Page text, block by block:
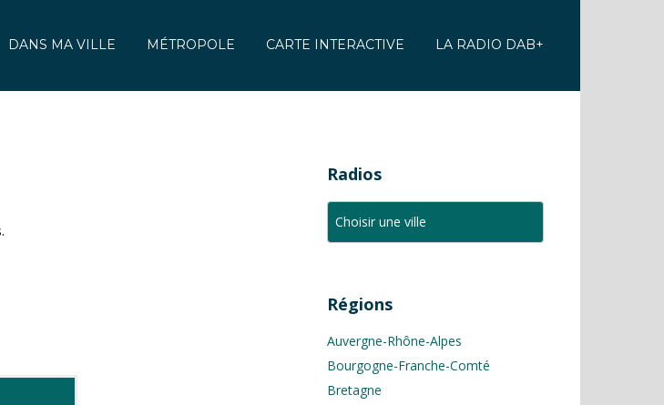
DANS MA VILLE MÉTROPOLE CARTE INTERACTIVE LA RADIO DAB+
Radios
Régions
Auvergne-Rhône-Alpes
Bourgogne-Franche-Comté
Bretagne